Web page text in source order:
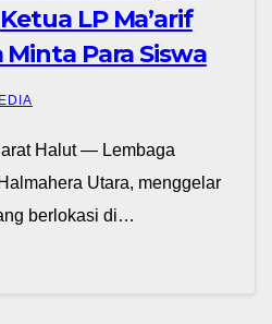
LP Ma’arif
Para Siswa
Agama
Halut — Lembaga
Utara, menggelar
berlokasi di…